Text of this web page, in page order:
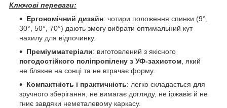
Ключові переваги:
Ергономічний дизайн: чотири положення спинки (9°,
30°, 50°, 70°) дають змогу вибрати оптимальний кут
нахилу для відпочинку.
Преміумматеріали: виготовлений з якісного
погодостійкого поліпропілену з УФ-захистом , який
не блякне на сонці та не втрачає форму.
Компактність і практичність: легко складається для
зручного зберігання, не вимагає догляду, не іржавіє й не
гниє завдяки неметалевому каркасу.